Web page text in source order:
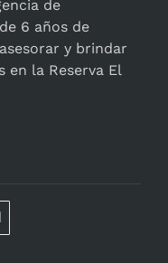
de
6 años de
y brindar
en la Reserva El